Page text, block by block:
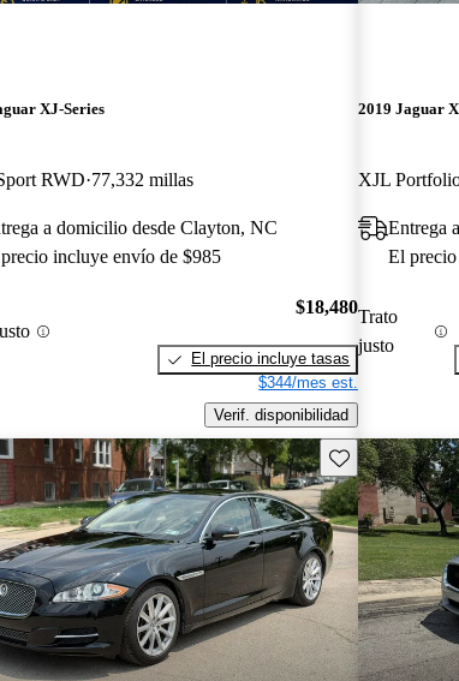
XJ-Series
RWD 77,332 millas
a domicilio desde Clayton, NC
incluye envío de $985
$18,480
El precio incluye tasas
$344/mes est.
Verif. disponibilidad
2019 Jaguar
XJL
Entrega
El
Trato
justo
Aviso Guarda este Aviso